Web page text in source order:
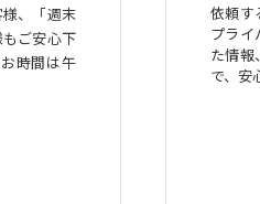
、「週末
ご安心下
時間は午
依頼す
プライ
た情報
で、安